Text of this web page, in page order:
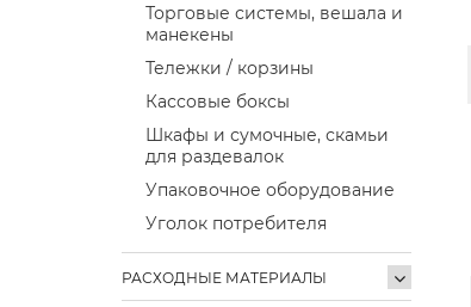
Торговые системы, вешала и
манекены
Тележки / корзины
Кассовые боксы
Шкафы и сумочные, скамьи
для раздевалок
Упаковочное оборудование
Уголок потребителя
РАСХОДНЫЕ МАТЕРИАЛЫ